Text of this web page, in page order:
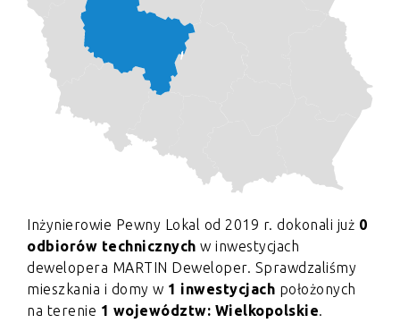
Inżynierowie Pewny Lokal od 2019 r. dokonali już 0
odbiorów technicznych w inwestycjach
dewelopera MARTIN Deweloper. Sprawdzaliśmy
mieszkania i domy w 1 inwestycjach położonych
na terenie 1 województw: Wielkopolskie.